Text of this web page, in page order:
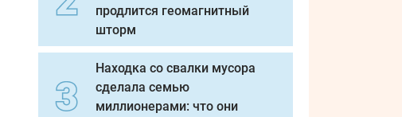
продлится геомагнитный
шторм
Находка со свалки мусора
сделала семью
миллионерами: что они